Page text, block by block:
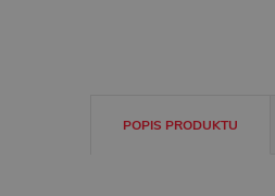
POPIS PRODUKTU